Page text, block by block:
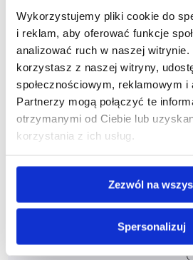
Wykorzystujemy pliki cookie do
i reklam, aby oferować funkcje
analizować ruch w naszej
korzystasz z naszej witryny,
społecznościowym, reklamowym i
Partnerzy mogą połączyć te
otrzymanymi od Ciebie lub
korzystania z ich usług.
Zezwól na
Spersonalizuj
Raportowanie ESG i
technologicznych
ESG, które już dziś decyduje o
partnerami biznesowymi.